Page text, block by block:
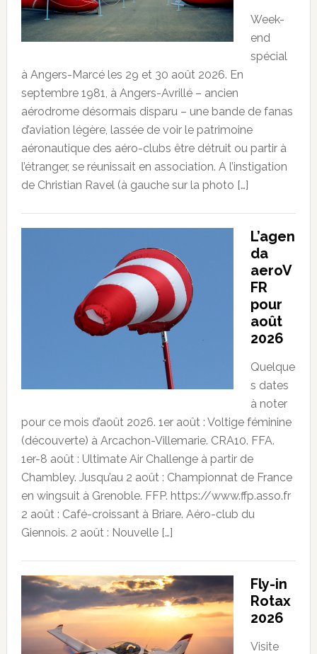
Week-
end
spécial
à Angers-Marcé les 29 et 30 août 2026. En
septembre 1981, à Angers-Avrillé – ancien
aérodrome désormais disparu – une bande de fanas
d’aviation légère, lassée de voir le patrimoine
aéronautique des aéro-clubs être détruit ou partir à
l’étranger, se réunissait en association. A l’instigation
de Christian Ravel (à gauche sur la photo […]
L’agen
da
aeroV
FR
pour
août
2026
Quelque
s dates
à noter
pour ce mois d’août 2026. 1er août : Voltige féminine
(découverte) à Arcachon-Villemarie. CRA10. FFA.
1er-8 août : Ultimate Air Challenge à partir de
Chambley. Jusqu’au 2 août : Championnat de France
en wingsuit à Grenoble. FFP. https://www.ffp.asso.fr
2 août : Café-croissant à Briare. Aéro-club du
Giennois. 2 août : Nouvelle […]
Fly-in
Rotax
2026
Visite